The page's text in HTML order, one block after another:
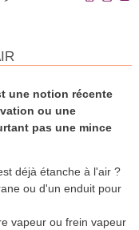
une notion récente
ou une
pas une mince
déjà étanche à l'air ?
ou d'un enduit pour
vapeur ou frein vapeur